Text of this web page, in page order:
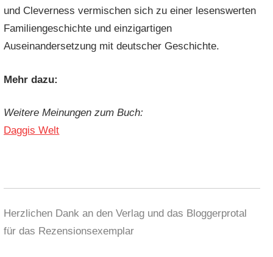
und Cleverness vermischen sich zu einer lesenswerten
Familiengeschichte und einzigartigen
Auseinandersetzung mit deutscher Geschichte.
Mehr dazu:
Weitere Meinungen zum Buch:
Daggis Welt
Herzlichen Dank an den Verlag und das Bloggerprotal
für das Rezensionsexemplar